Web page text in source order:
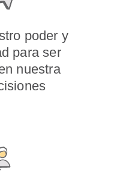
poder y
para ser
nuestra